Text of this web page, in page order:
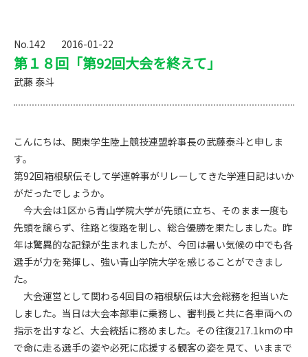
No.142 2016-01-22
第１８回「第92回大会を終えて」
武藤 泰斗
こんにちは、関東学生陸上競技連盟幹事長の武藤泰斗と申しま
す。
第92回箱根駅伝そして学連幹事がリレーしてきた学連日記はいか
がだったでしょうか。
今大会は1区から青山学院大学が先頭に立ち、そのまま一度も
先頭を譲らず、往路と復路を制し、総合優勝を果たしました。昨
年は驚異的な記録が生まれましたが、今回は暑い気候の中でも各
選手が力を発揮し、強い青山学院大学を感じることができまし
た。
大会運営として関わる4回目の箱根駅伝は大会総務を担当いた
しました。当日は大会本部車に乗務し、審判長と共に各車両への
指示を出すなど、大会統括に務めました。その往復217.1kmの中
で命に走る選手の姿や必死に応援する観客の姿を見て、いままで